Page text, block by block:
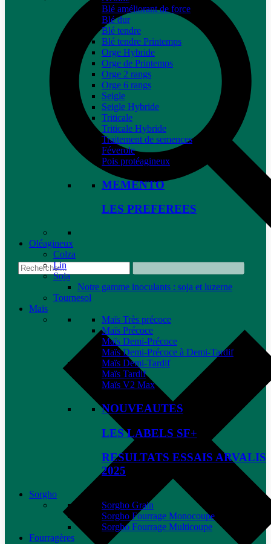
Blé améliorant de force
Blé dur
Blé tendre
Blé tendre Printemps
Orge Hybride
Orge de Printemps
Orge 2 rangs
Orge 6 rangs
Seigle
Seigle Hybride
Triticale
Triticale Hybride
Traitement de semences
Féverole
Pois protéagineux
MEMENTO
LES PREFEREES
Oléagineux
Colza
Lin
Soja
Notre gamme inoculants : soja et luzerne
Tournesol
Maïs
Maïs Très précoce
Maïs Précoce
Maïs Demi-Précoce
Maïs Demi-Précoce à Demi-Tardif
Maïs Demi-Tardif
Maïs Tardif
Maïs V2 Max
NOUVEAUTES
LES LABELS SF+
RESULTATS ESSAIS ARVALIS
2025
Sorgho
Sorgho Grain
Sorgho Fourrage Monocoupe
Sorgho Fourrage Multicoupe
Fourragères